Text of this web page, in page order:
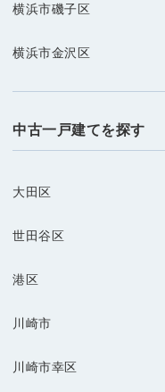
横浜市磯子区
横浜市金沢区
中古一戸建てを探す
大田区
世田谷区
港区
川崎市
川崎市幸区